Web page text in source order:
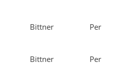
Bittner Per
Bittner Per